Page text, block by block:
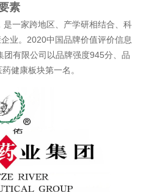
素
一家跨地区、产学研相结合、科
业。2020中国品牌价值评价信息
团有限公司以品牌强度945分、品
健康板块第一名。